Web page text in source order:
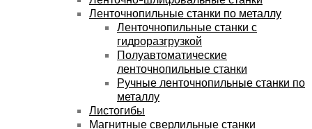
Ленточнопильные станки по металлу
Ленточнопильные станки с
гидроразгрузкой
Полуавтоматические
ленточнопильные станки
Ручные ленточнопильные станки по
металлу
Листогибы
Магнитные сверлильные станки